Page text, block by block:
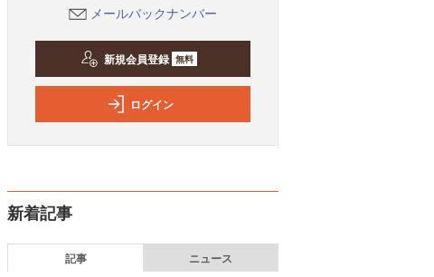
メールバックナンバー
新規会員登録 無料
ログイン
新着記事
記事 ニュース